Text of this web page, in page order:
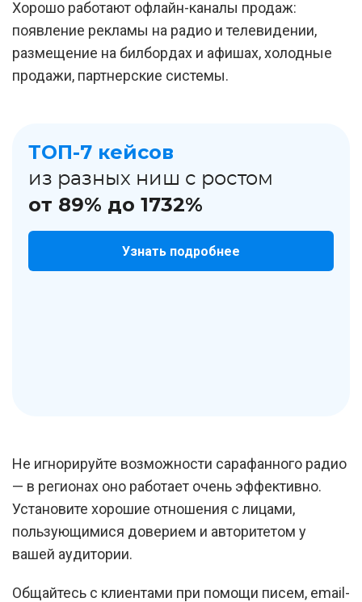
Хорошо работают офлайн-каналы продаж:
появление рекламы на радио и телевидении,
размещение на билбордах и афишах, холодные
продажи, партнерские системы.
ТОП-7 кейсов
из разных ниш с ростом
от 89% до 1732%
Узнать подробнее
Не игнорируйте возможности сарафанного радио
— в регионах оно работает очень эффективно.
Установите хорошие отношения с лицами,
пользующимися доверием и авторитетом у
вашей аудитории.
Общайтесь с клиентами при помощи писем, email-